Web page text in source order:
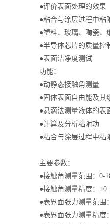
●评价表面处理的效果
●粘合与涂层过程中粘
●塑料、玻璃、陶瓷、
●半导体芯片的质量控
●表面洁净度测试
功能：
●动静态接触角测量
●固体表面自由能及其
●悬滴法测量液体的表
●计算及分析粘附功
●粘合与涂层过程中粘
主要参数：
●接触角测量范围：0-
●接触角测量精度：
●表界面张力测量范围
●表界面张力测量精度